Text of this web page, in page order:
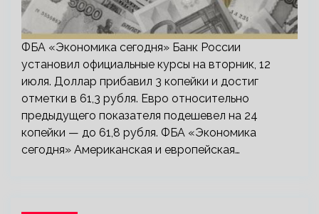
ФБА «Экономика сегодня» Банк России
установил официальные курсы на вторник, 12
июля. Доллар прибавил 3 копейки и достиг
отметки в 61,3 рубля. Евро относительно
предыдущего показателя подешевел на 24
копейки — до 61,8 рубля. ФБА «Экономика
сегодня» Американская и европейская…